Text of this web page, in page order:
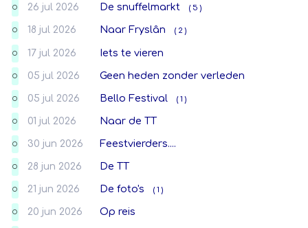
O 26 jul 2026 De snuffelmarkt ( 5 )
O 18 jul 2026 Naar Fryslân ( 2 )
O 17 jul 2026 Iets te vieren
O 05 jul 2026 Geen heden zonder verleden
O 05 jul 2026 Bello Festival ( 1 )
O 01 jul 2026 Naar de TT
O 30 jun 2026 Feestvierders....
O 28 jun 2026 De TT
O 21 jun 2026 De foto's ( 1 )
O 20 jun 2026 Op reis